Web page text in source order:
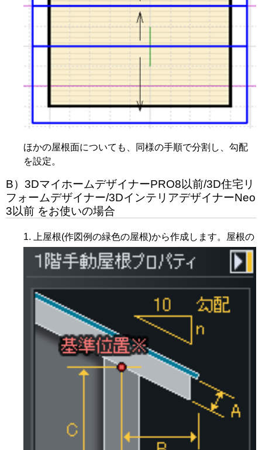
ほかの屋根面についても、同様の手順で分割し、勾配
を設定。
B）3DマイホームデザイナーPRO8以前/3D住宅リ
フォームデザイナー/3DインテリアデザイナーNeo
3以前 をお使いの場合
上屋根(作図例の緑色の屋根)から作成します。屋根の